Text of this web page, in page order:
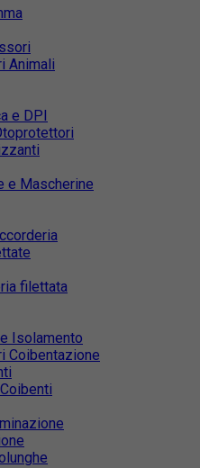
Animali
e DPI
e Mascherine
filettata
Isolamento
Coibentazione